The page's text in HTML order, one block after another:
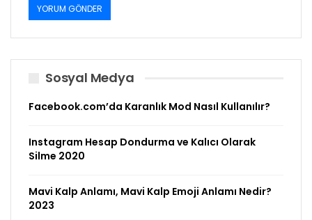
Sosyal Medya
Facebook.com’da Karanlık Mod Nasıl Kullanılır?
Instagram Hesap Dondurma ve Kalıcı Olarak
Silme 2020
Mavi Kalp Anlamı, Mavi Kalp Emoji Anlamı Nedir?
2023